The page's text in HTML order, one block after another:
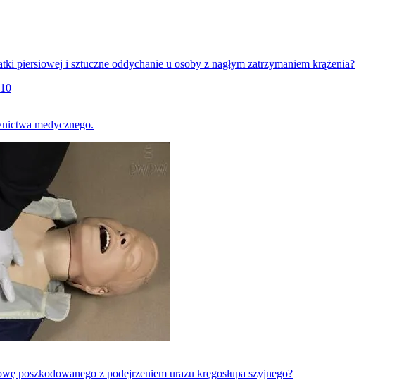
piersiowej i sztuczne oddychanie u osoby z nagłym zatrzymaniem krążenia?
medycznego.
poszkodowanego z podejrzeniem urazu kręgosłupa szyjnego?